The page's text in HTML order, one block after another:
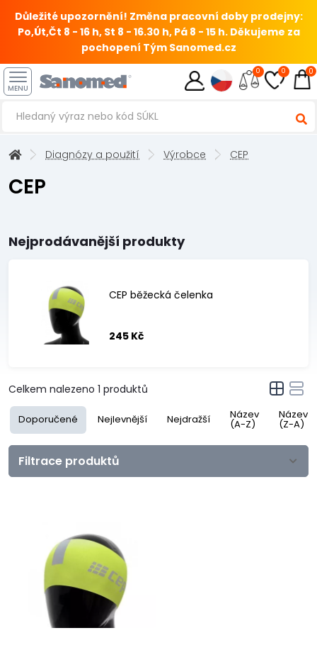
Důležité upozornění! Změna pracovní doby prodejny:
Po,Út,Čt 8 - 16 h, St 8 - 16.30 h, Pá 8 - 15 h. Děkujeme za
pochopení Tým Sanomed.cz
MENU
0 0 0
Diagnózy a použití Výrobce CEP
CEP
Nejprodávanější produkty
CEP běžecká čelenka
245 Kč
Celkem nalezeno 1 produktů
Doporučené Nejlevnější Nejdražší Název
(A-Z)
Název
(Z-A)
Filtrace produktů